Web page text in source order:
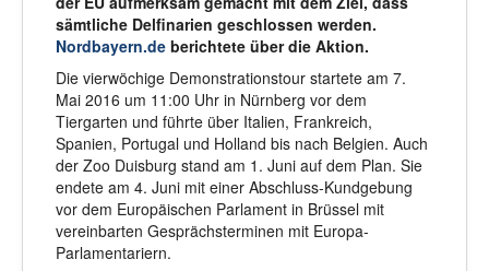
sämtliche Delfinarien geschlossen werden.
Nordbayern.de berichtete über die Aktion.
Die vierwöchige Demonstrationstour startete am 7.
Mai 2016 um 11:00 Uhr in Nürnberg vor dem
Tiergarten und führte über Italien, Frankreich,
Spanien, Portugal und Holland bis nach Belgien. Auch
der Zoo Duisburg stand am 1. Juni auf dem Plan. Sie
endete am 4. Juni mit einer Abschluss-Kundgebung
vor dem Europäischen Parlament in Brüssel mit
vereinbarten Gesprächsterminen mit Europa-
Parlamentariern.